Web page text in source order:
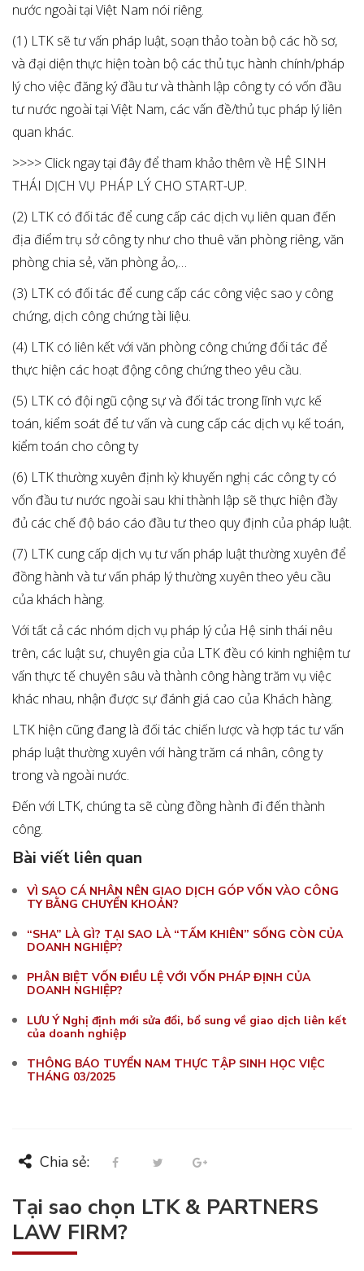
nước ngoài tại Việt Nam nói riêng.
(1) LTK sẽ tư vấn pháp luật, soạn thảo toàn bộ các hồ sơ,
và đại diện thực hiện toàn bộ các thủ tục hành chính/pháp
lý cho việc đăng ký đầu tư và thành lập công ty có vốn đầu
tư nước ngoài tại Việt Nam, các vấn đề/thủ tục pháp lý liên
quan khác.
>>>> Click ngay tại đây để tham khảo thêm về HỆ SINH
THÁI DỊCH VỤ PHÁP LÝ CHO START-UP.
(2) LTK có đối tác để cung cấp các dịch vụ liên quan đến
địa điểm trụ sở công ty như cho thuê văn phòng riêng, văn
phòng chia sẻ, văn phòng ảo,…
(3) LTK có đối tác để cung cấp các công việc sao y công
chứng, dịch công chứng tài liệu.
(4) LTK có liên kết với văn phòng công chứng đối tác để
thực hiện các hoạt động công chứng theo yêu cầu.
(5) LTK có đội ngũ cộng sự và đối tác trong lĩnh vực kế
toán, kiểm soát để tư vấn và cung cấp các dịch vụ kế toán,
kiểm toán cho công ty
(6) LTK thường xuyên định kỳ khuyến nghị các công ty có
vốn đầu tư nước ngoài sau khi thành lập sẽ thực hiện đầy
đủ các chế độ báo cáo đầu tư theo quy định của pháp luật.
(7) LTK cung cấp dịch vụ tư vấn pháp luật thường xuyên để
đồng hành và tư vấn pháp lý thường xuyên theo yêu cầu
của khách hàng.
Với tất cả các nhóm dịch vụ pháp lý của Hệ sinh thái nêu
trên, các luật sư, chuyên gia của LTK đều có kinh nghiệm tư
vấn thực tế chuyên sâu và thành công hàng trăm vụ việc
khác nhau, nhận được sự đánh giá cao của Khách hàng.
LTK hiện cũng đang là đối tác chiến lược và hợp tác tư vấn
pháp luật thường xuyên với hàng trăm cá nhân, công ty
trong và ngoài nước.
Đến với LTK, chúng ta sẽ cùng đồng hành đi đến thành
công.
Bài viết liên quan
VÌ SAO CÁ NHÂN NÊN GIAO DỊCH GÓP VỐN VÀO CÔNG
TY BẰNG CHUYỂN KHOẢN?
“SHA” LÀ GÌ? TẠI SAO LÀ “TẤM KHIÊN” SỐNG CÒN CỦA
DOANH NGHIỆP?
PHÂN BIỆT VỐN ĐIỀU LỆ VỚI VỐN PHÁP ĐỊNH CỦA
DOANH NGHIỆP?
LƯU Ý Nghị định mới sửa đổi, bổ sung về giao dịch liên kết
của doanh nghiệp
THÔNG BÁO TUYỂN NAM THỰC TẬP SINH HỌC VIỆC
THÁNG 03/2025
Chia sẻ:
Tại sao chọn LTK & PARTNERS
LAW FIRM?